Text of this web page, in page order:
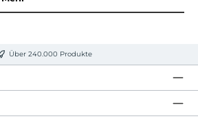
Über 240.000 Produkte